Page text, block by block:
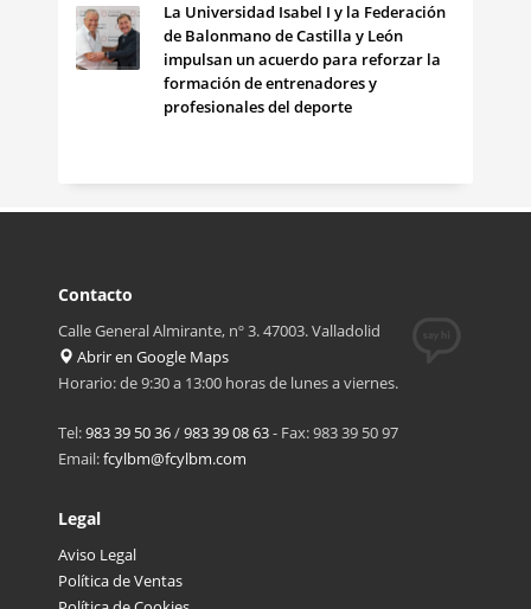
La Universidad Isabel I y la Federación
de Balonmano de Castilla y León
impulsan un acuerdo para reforzar la
formación de entrenadores y
profesionales del deporte
Contacto
Calle General Almirante, nº 3. 47003. Valladolid
Abrir en Google Maps
Horario: de 9:30 a 13:00 horas de lunes a viernes.
Tel:983 39 50 36/983 39 08 63- Fax: 983 39 50 97
Email:fcylbm@fcylbm.com
Legal
Aviso Legal
Política de Ventas